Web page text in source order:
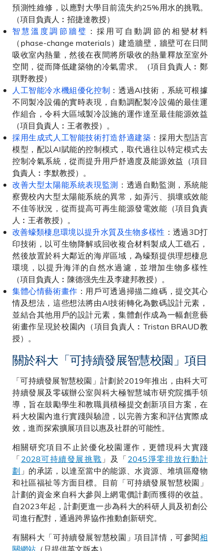
預測性維修，以應對大學目前流失約25%用水的挑戰。
（項目負責人︰招捷達教授）
智慧溫度調節牆璧 ：採用可自動調節的相變材料
（phase-change materials）建造牆壁，牆壁可在日間
吸收室內熱量，然後在夜間將所吸收的熱量釋放至室外
空間，從而降低建築物的冷氣需求。（項目負責人︰鄭
琪野教授）
人工智能冷水機組優化控制 ：透過AI技術，系統可根據
不同製冷設備的實時表現，自動調配製冷設備的最佳運
作組合，令科大區域製冷設施的運作達至最佳能源效益
（項目負責人︰王者教授）。
採用生成式人工智能技術打造舒適建築 ：採用大型語言
模型，配以AI賦能的控制模式，取代過往以特定模式去
控制冷氣系統，從而提升用戶舒適度及能源效益（項目
負責人︰李默教授）。
改善大型太陽能系統表現監測 ：透過自動監測，系統能
察覺校內大型太陽能系統的異常，如弄污、損壞或效能
不佳等狀況，從而提高可再生能源發電效能（項目負責
人︰王者教授）。
改善蠔類棲息環境以提升水質及生物多樣性 ：透過3D打
印技術，以可生物降解或回收複合材料製成人工礁石，
然後放置於科大鄰近的海岸區域，為蠔類提供理想棲息
環境，以提升海洋的自然水過濾，並增加生物多樣性
（項目負責人︰陳德强先生及李建邦教授）。
集體心情藝術畫作 ：用戶可透過掃描二維碼，提交其心
情及想法，這些想法將由AI技術轉化為數碼設計元素，
並結合其他用戶的設計元素，集體創作成為一幅創意藝
術畫作呈現於校園內（項目負責人︰Tristan BRAUD教
授）。
關於科大「可持續發展智慧校園」項目
「可持續發展智慧校園」計劃於2019年推出，由科大可
持續發展及零碳辦公室與科大極智慧城市研究院攜手領
導，旨在鼓勵學生和教職員積極提交創新項目方案，在
科大校園內進行實踐與驗證，以完善方案和評估實際成
效，進而探索擴展項目以惠及社群的可能性。
相關研究項目不止於優化校園運作，更體現科大實踐
「2028可持續發展挑戰 」及「2045淨零排放行動計
劃 」的承諾，以達至當中的能源、水資源、堆填區廢物
和社區福祉等方面目標。目前「可持續發展智慧校園」
計劃的資金來自科大參與上網電價計劃而獲得的收益。
自2023年起，計劃更進一步為科大的科研人員及初創公
司進行配對，通過跨界協作推動創新研究。
有關科大「可持續發展智慧校園」項目詳情，可參閱相
關網站 （只提供英文版本）。